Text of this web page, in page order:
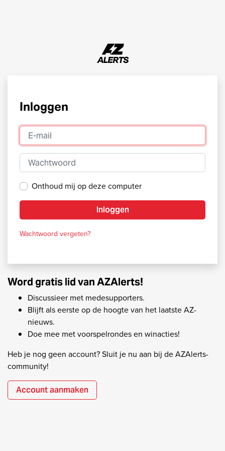
Inloggen
E-mail
Wachtwoord
Onthoud mij op deze computer
Inloggen
Wachtwoord vergeten?
Word gratis lid van AZAlerts!
Discussieer met medesupporters.
Blijft als eerste op de hoogte van het laatste AZ-
nieuws.
Doe mee met voorspelrondes en winacties!
Heb je nog geen account? Sluit je nu aan bij de AZAlerts-
community!
Account aanmaken